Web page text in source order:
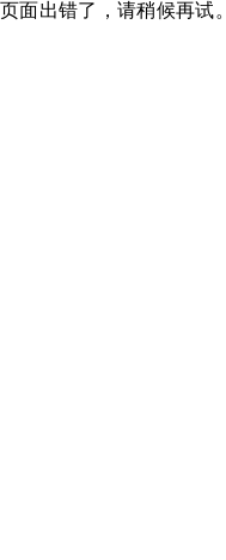
页面出错了，请稍候再试。